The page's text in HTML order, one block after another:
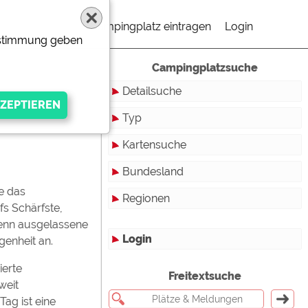
Campingplatz eintragen Login
das
Schärfste,
ausgelassene
an.
ist eine
Campingplatzsuche
Detailsuche
Typ
Touristikstellplätze
Dauerstellplätze
Reisemobilstellplätze
Bungalows
Kartensuche
Bundesland
Baden-Württemberg
Brandenburg
Regionen
Login
Freitextsuche
geben
Anbieters